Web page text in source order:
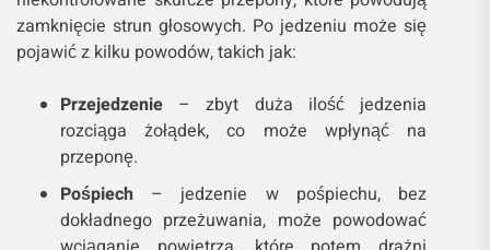
zamknięcie strun głosowych. Po jedzeniu może się
pojawić z kilku powodów, takich jak:
Przejedzenie – zbyt duża ilość jedzenia
rozciąga żołądek, co może wpłynąć na
przeponę.
Pośpiech – jedzenie w pośpiechu, bez
dokładnego przeżuwania, może powodować